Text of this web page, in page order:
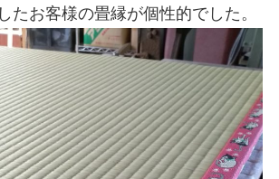
たお客様の畳縁が個性的でした。